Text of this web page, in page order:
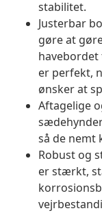
stabilitet.
Justerbar
gøre at
er perfekt,
ønsker at
Aftagelige
så de nemt
Robust og
er stærkt,